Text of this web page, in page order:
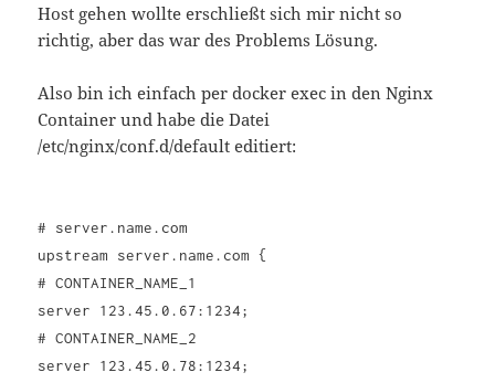
Host gehen wollte erschließt sich mir nicht so
richtig, aber das war des Problems Lösung.
Also bin ich einfach per docker exec in den Nginx
Container und habe die Datei
/etc/nginx/conf.d/default editiert:
# server.name.com
upstream server.name.com {
# CONTAINER_NAME_1
server 123.45.0.67:1234;
# CONTAINER_NAME_2
server 123.45.0.78:1234;